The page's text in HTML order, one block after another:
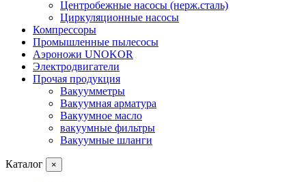
Центробежные насосы (нерж.сталь)
Циркуляционные насосы
Компрессоры
Промышленные пылесосы
Аэроножи UNOKOR
Электродвигатели
Прочая продукция
Вакуумметры
Вакуумная арматура
Вакуумное масло
вакуумные фильтры
Вакуумные шланги
Каталог ×